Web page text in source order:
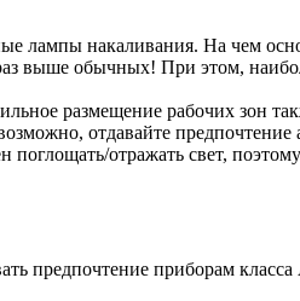
накаливания. На чем
выше обычных! При этом,
размещение рабочих зон
отдавайте
отражать свет,
предпочтение приборам